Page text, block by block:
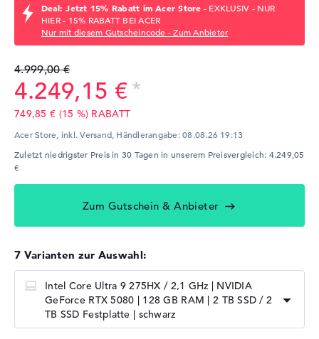
Deal: Jetzt 15% Rabatt im Acer Store - EXKLUSIV - NUR
HIER - 15% RABATT BEI ACER
Nur mit diesem Gutscheincode - Zum Anbieter
4.999,00 €
4.249,15 €
749,85 € (15 %) RABATT
Acer Store, inkl. Versand, Händlerangabe:08.08.26 19:13
Zuletzt niedrigster Preis in 30 Tagen in unserem Preisvergleich: 4.249,05
€
Zum Gutschein & Anbieter
7 Varianten zur Auswahl:
Intel Core Ultra 9 275HX / 2,1 GHz | NVIDIA
GeForce RTX 5080 | 128 GB RAM | 2 TB SSD / 2
TB SSD Festplatte | schwarz